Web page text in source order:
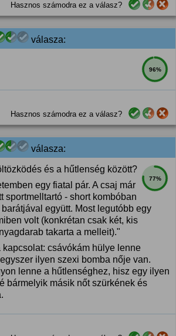
Hasznos számodra ez a válasz?
válasza:
96%
Hasznos számodra ez a válasz?
válasza:
77%
és a hűtlenség között?
egy fiatal pár. A csaj már
sportmelltartó - short kombóban
együtt. Most legutóbb egy
volt (konkrétan csak két, kis
takarta a melleit)."
kapcsolat: csávókám hülye lenne
ilyen szexi bomba nője van.
lenne a hűtlenséghez, hisz egy ilyen
bármelyik másik nőt szürkének és